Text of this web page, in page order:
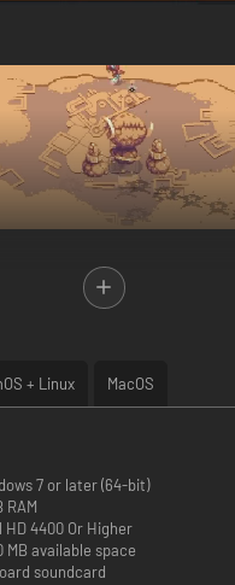
set in a whimsical and
and battle foes in top-down
world, take down titans of the
+ Linux MacOS
7 or later (64-bit)
RAM
HD 4400 Or Higher
MB available space
soundcard